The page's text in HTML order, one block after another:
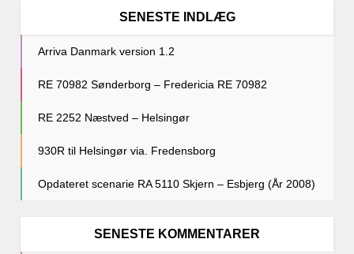
SENESTE INDLÆG
Arriva Danmark version 1.2
RE 70982 Sønderborg – Fredericia RE 70982
RE 2252 Næstved – Helsingør
930R til Helsingør via. Fredensborg
Opdateret scenarie RA 5110 Skjern – Esbjerg (År 2008)
SENESTE KOMMENTARER